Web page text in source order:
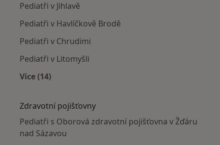
Pediatři v Jihlavě
Pediatři v Havlíčkově Brodě
Pediatři v Chrudimi
Pediatři v Litomyšli
Více (14)
Zdravotní pojišťovny
Pediatři s Oborová zdravotní pojišťovna v Žďáru
nad Sázavou